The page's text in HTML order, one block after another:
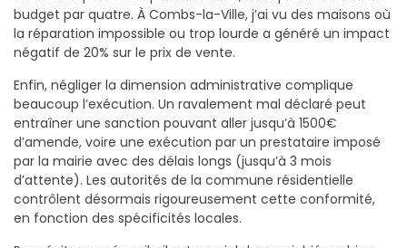
budget par quatre. À Combs-la-Ville, j’ai vu des maisons où
la réparation impossible ou trop lourde a généré un impact
négatif de 20% sur le prix de vente.
Enfin, négliger la dimension administrative complique
beaucoup l’exécution. Un ravalement mal déclaré peut
entraîner une sanction pouvant aller jusqu’à 1500€
d’amende, voire une exécution par un prestataire imposé
par la mairie avec des délais longs (jusqu’à 3 mois
d’attente). Les autorités de la commune résidentielle
contrôlent désormais rigoureusement cette conformité,
en fonction des spécificités locales.